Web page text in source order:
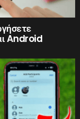
Android